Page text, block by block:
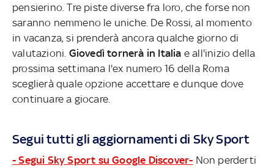
pensierino. Tre piste diverse fra loro, che forse non
saranno nemmeno le uniche. De Rossi, al momento
in vacanza, si prenderà ancora qualche giorno di
valutazioni. Giovedì tornerà in Italia e all'inizio della
prossima settimana l'ex numero 16 della Roma
sceglierà quale opzione accettare e dunque dove
continuare a giocare.
Segui tutti gli aggiornamenti di Sky Sport
- Segui Sky Sport su Google Discover- Non perderti